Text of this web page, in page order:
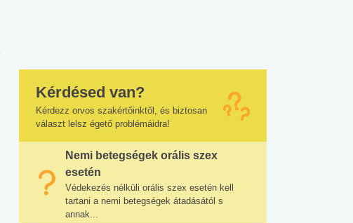
Kérdésed van?
Kérdezz orvos szakértőinktől, és biztosan
választ lelsz égető problémáidra!
Nemi betegségek orális szex
esetén
Védekezés nélküli orális szex esetén kell
tartani a nemi betegségek átadásától s
annak...